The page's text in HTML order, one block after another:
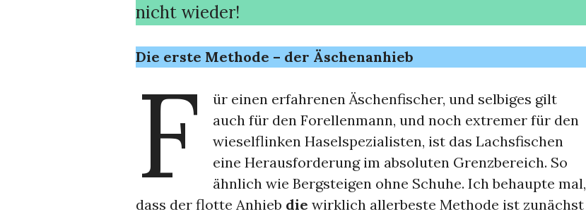
nicht wieder!
Die erste Methode – der Äschenanhieb
F
ür einen erfahrenen Äschenfischer, und selbiges gilt
auch für den Forellenmann, und noch extremer für den
wieselflinken Haselspezialisten, ist das Lachsfischen
eine Herausforderung im absoluten Grenzbereich. So
ähnlich wie Bergsteigen ohne Schuhe. Ich behaupte mal,
dass der flotte Anhieb die wirklich allerbeste Methode ist zunächst